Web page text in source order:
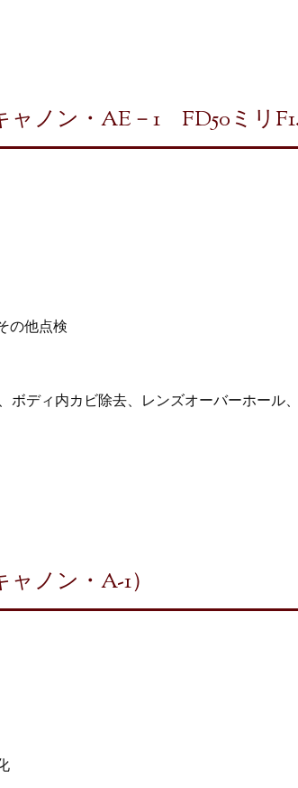
ノン・AE－1 FD50ミリ
の他点検
ディ内カビ除去、レンズオーバーホール
ノン・A-1）